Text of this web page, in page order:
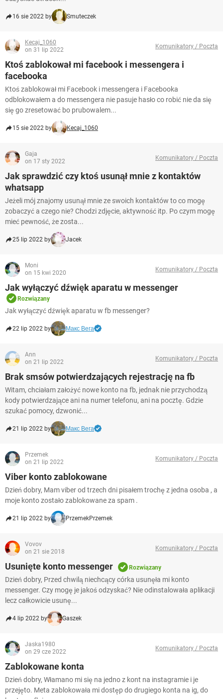
16 sie 2022 by Smuteczek
Kecaj_1060
on 31 lip 2022
Komunikatory / Poczta
Ktoś zablokował mi facebook i messengera i
facebooka
Ktoś zablokował mi Facebook i messengera i Facebooka
odblokowałem a do messengera nie pasuje hasło co robić nie da się
się go zresetować bo prubowalem...
15 sie 2022 by Kecaj_1060
Gaja
on 17 sty 2022
Komunikatory / Poczta
Jak sprawdzić czy ktoś usunął mnie z kontaktów
whatsapp
Jeżeli mój znajomy usunął mnie ze swoich kontaktów to co mogę
zobaczyć a czego nie? Chodzi zdjęcie, aktywność itp. Po czym mogę
mieć pewność, że zosta...
25 lip 2022 by Jacek
Moni
on 15 kwi 2020
Komunikatory / Poczta
Jak wyłączyć dźwięk aparatu w messenger
Rozwiązany
Jak wyłączyć dźwięk aparatu w fb messenger?
22 lip 2022 by Макс Вега
Ann
on 21 lip 2022
Komunikatory / Poczta
Brak smsów potwierdzających rejestrację na fb
Witam, chciałam założyć nowe konto na fb, jednak nie przychodzą
kody potwierdzające ani na numer telefonu, ani na pocztę. Gdzie
szukać pomocy, dzwonić...
21 lip 2022 by Макс Вега
Przemek
on 21 lip 2022
Komunikatory / Poczta
Viber konto zablokowane
Dzień dobry, Mam viber od trzech dni pisałem trochę z jedna osoba , a
moje konto zostało zablokowane za spam .
21 lip 2022 by PrzemekPrzemek
Vovov
on 21 sie 2018
Komunikatory / Poczta
Usunięte konto messenger Rozwiązany
Dzień dobry, Przed chwilą niechcący córka usunęła mi konto
messenger. Czy mogę je jakoś odzyskać? Nie odinstalowała aplikacji
lecz całkowicie usunę...
4 lip 2022 by Gaszek
Jaska1980
on 29 cze 2022
Komunikatory / Poczta
Zablokowane konta
Dzień dobry, Włamano mi się na jedno z kont na instagramie i je
przejęto. Meta zablokowała mi dostęp do drugiego konta na ig, do